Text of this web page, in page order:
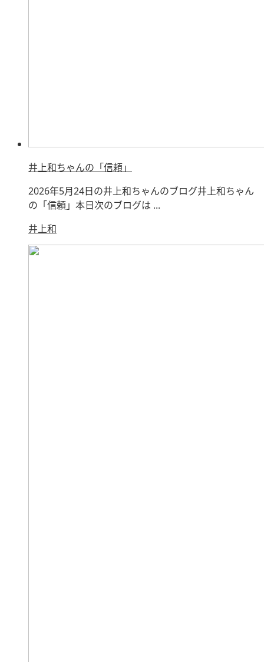
井上和ちゃんの「信頼」
2026年5月24日の井上和ちゃんのブログ井上和ちゃん
の「信頼」本日次のブログは ...
井上和